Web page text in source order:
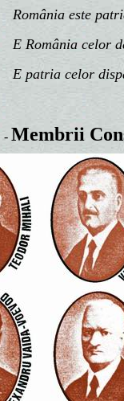
România este
E România celor
E patria celor
- Membrii